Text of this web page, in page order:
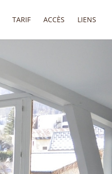
TARIF ACCÈS LIENS